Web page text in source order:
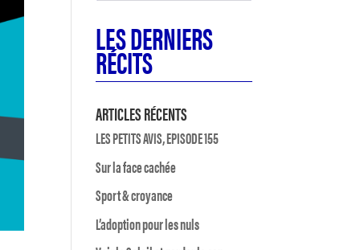
LES DERNIERS
RÉCITS
ARTICLES RÉCENTS
LES PETITS AVIS, EPISODE 155
Sur la face cachée
Sport & croyance
L’adoption pour les nuls